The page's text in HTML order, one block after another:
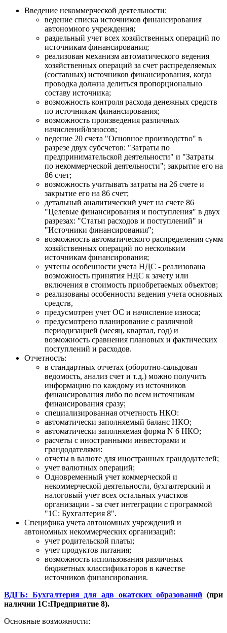
Введение некоммерческой деятельности:
ведение списка источников финансирования
автономного учреждения;
раздельный учет всех хозяйственных операций по
источникам финансирования;
реализован механизм автоматического ведения
хозяйственных операций за счет распределяемых
(составных) источников финансирования, когда
проводка должна делиться пропорционально
составу источника;
возможность контроля расхода денежных средств
по источникам финансирования;
возможность произведения различных
начислений/взносов;
ведение 20 счета "Основное производство" в
разрезе двух субсчетов: "Затраты по
предпринимательской деятельности" и "Затраты
по некоммерческой деятельности"; закрытие его на
86 счет;
возможность учитывать затраты на 26 счете и
закрытие его на 86 счет;
детальный аналитический учет на счете 86
"Целевые финансирования и поступления" в двух
разрезах: "Статьи расходов и поступлений" и
"Источники финансирования";
возможность автоматического распределения сумм
хозяйственных операций по нескольким
источникам финансирования;
учтены особенности учета НДС - реализована
возможность принятия НДС к зачету или
включения в стоимость приобретаемых объектов;
реализованы особенности ведения учета основных
средств,
предусмотрен учет ОС и начисление износа;
предусмотрено планирование с различной
периодизацией (месяц, квартал, год) и
возможность сравнения плановых и фактических
поступлений и расходов.
Отчетность:
в стандартных oтчетах (оборотно-сальдовая
ведомость, анализ счет и т.д.) можно получить
информацию по каждому из источников
финансирования либо по всем источникам
финансирования сразу;
специализированная отчетность НКО:
автоматически заполняемый баланс НКО;
автоматически заполняемая форма N 6 НКО;
расчеты с иностранными инвесторами и
грандодателями:
отчеты в валюте для иностранных грандодателей;
учет валютных операций;
Одновременный учет коммерческой и
некоммерческой деятельности, бухгалтерский и
налоговый учет всех остальных участков
организации - за счет интеграции с программой
"1С: Бухгалтерия 8".
Специфика учета автономных учреждений и
автономных некоммерческих организаций:
учет родительской платы;
учет продуктов питания;
возможность использования различных
бюджетных классификаторов в качестве
источников финансирования.
ВДГБ: Бухгалтерия для адв окатских образований (при
наличии 1С:Предприятие 8).
Основные возможности: